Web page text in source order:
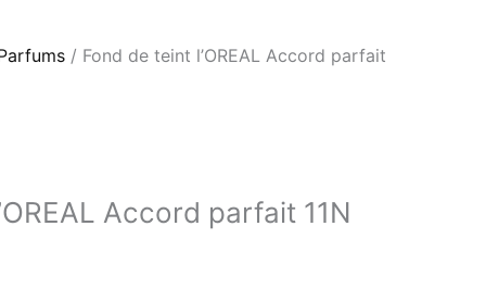
/ Fond de teint l’OREAL Accord parfait
Accord parfait 11N